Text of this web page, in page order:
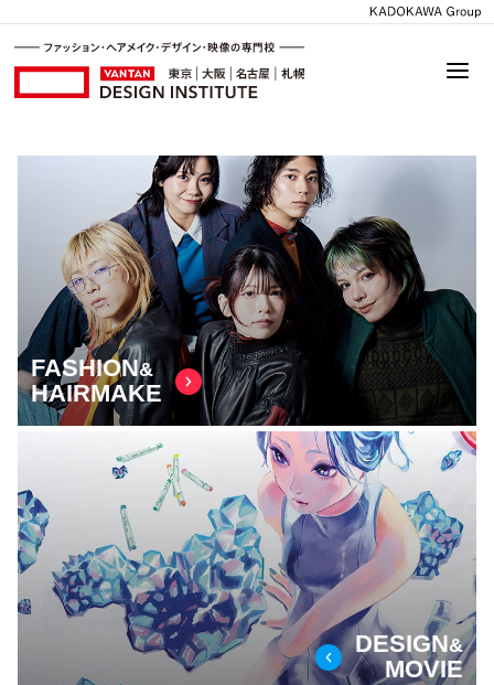
FASHION&
HAIRMAKE
DESIGN&
MOVIE